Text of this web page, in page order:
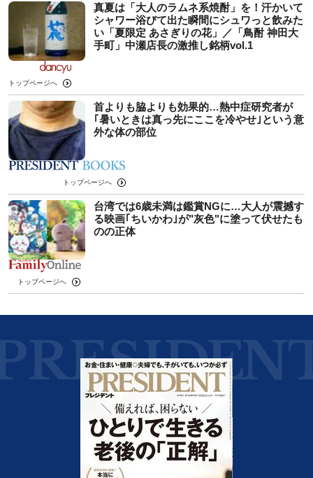
真夏は「大人のラムネ系焼酎」を！汗かいて
シャワー浴びて出た瞬間にシュワっと飲みた
い「夏限定 あさぎりの花」／「鳥酎 神田大
手町」中瀬店長の激推し銘柄vol.1
トップページへ
首よりも脇よりも効果的…熱中症研究者が
｢暑いときは真っ先にここを冷やせ｣という意
外な体の部位
トップページへ
台湾では6歳未満は鑑賞NGに…大人が震撼す
る映画｢ちいかわ｣が"灰色"に塗って伏せたも
のの正体
トップページへ